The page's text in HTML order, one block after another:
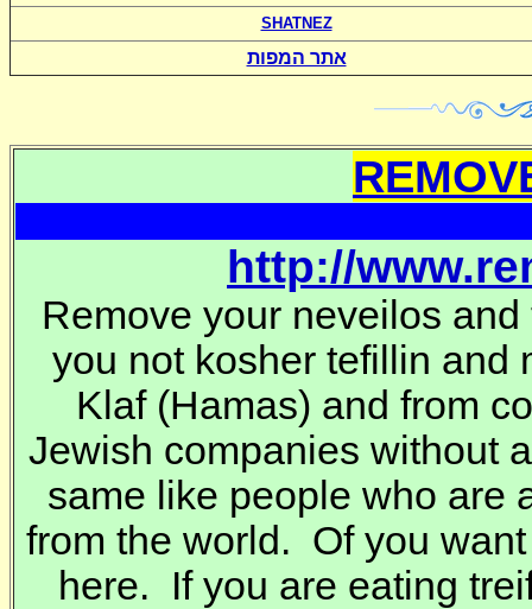
SHATNEZ
אתר המפות
http://
Remove your neveilos
you not kosher tefillin and
Klaf (Hamas) and from
Jewish companies without
same like people who are
from the world. Of you
here. If you are eating